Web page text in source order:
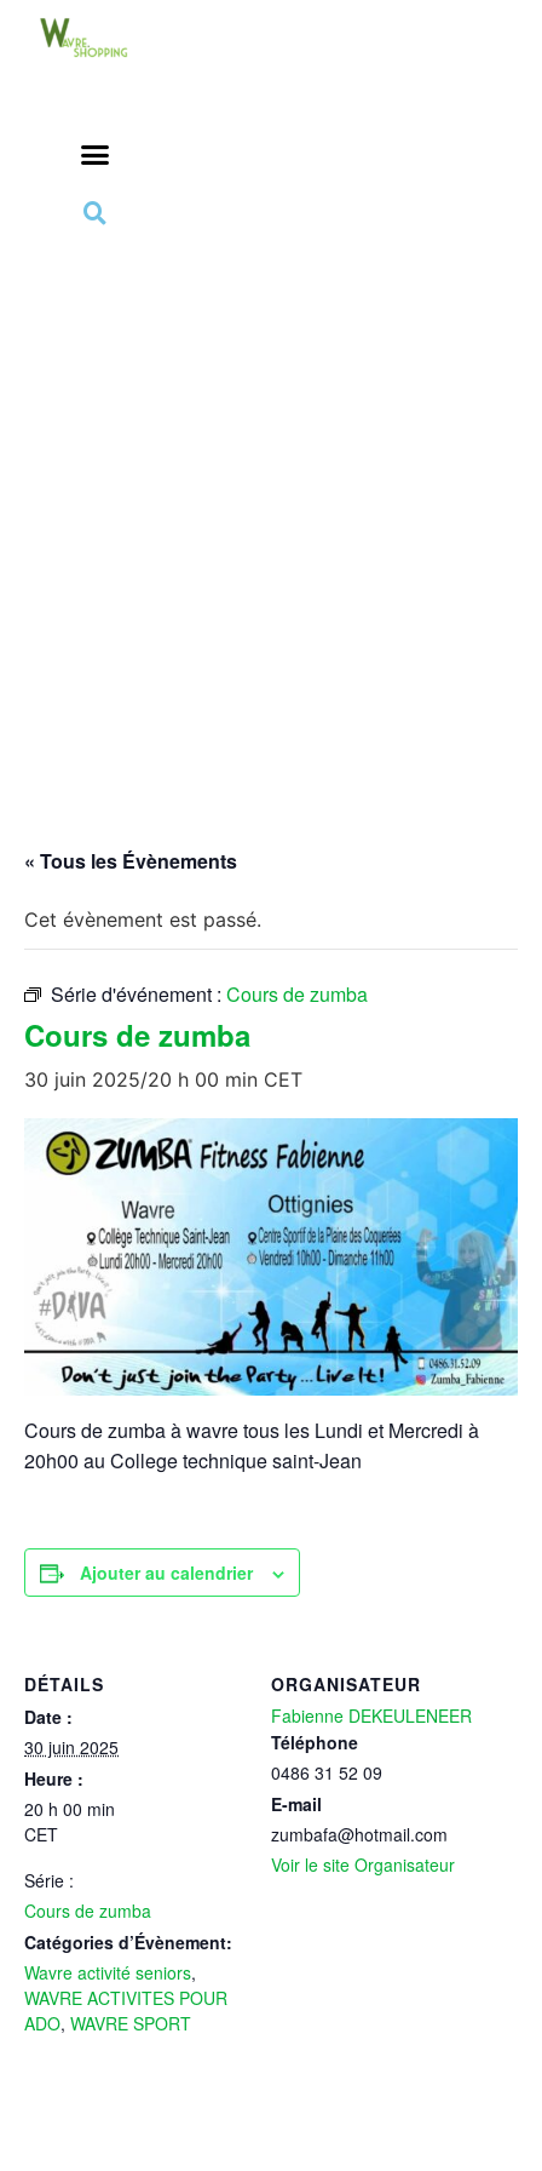
« Tous les Évènements
Cet évènement est passé.
Série d'événement : Cours de zumba
Cours de zumba
30 juin 2025/20 h 00 min CET
Cours de zumba à wavre tous les Lundi et Mercredi à
20h00 au College technique saint-Jean
Ajouter au calendrier
DÉTAILS
Date :
30 juin 2025
Heure :
20 h 00 min
CET
Série :
Cours de zumba
Catégories d’Évènement:
Wavre activité seniors,
WAVRE ACTIVITES POUR
ADO, WAVRE SPORT
ORGANISATEUR
Fabienne DEKEULENEER
Téléphone
0486 31 52 09
E-mail
zumbafa@hotmail.com
Voir le site Organisateur